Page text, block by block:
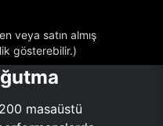
veya satın almış
gösterebilir.)
masaüstü